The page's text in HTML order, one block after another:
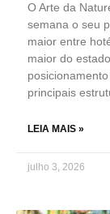
O Arte da
semana o seu
maior entre
maior do
principais
LEIA MAIS »
julho 3, 2026